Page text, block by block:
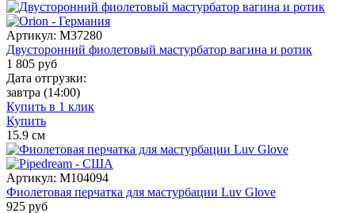
Артикул: M37280
Двусторонний фиолетовый мастурбатор вагина и ротик
1 805 руб
Дата отгрузки:
завтра (14:00)
Купить в 1 клик
Купить
15.9 см
Артикул: M104094
Фиолетовая перчатка для мастурбации Luv Glove
925 руб